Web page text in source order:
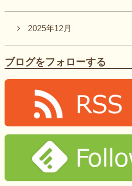
2025年12月
ブログをフォローする